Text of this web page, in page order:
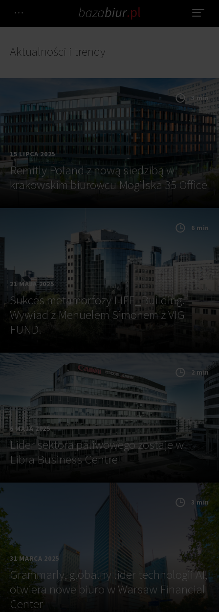
Aktualności i trendy
15 LIPCA 2025
Remitly Poland z nową siedzibą w
krakowskim biurowcu Mogilska 35 Office
3 min
21 MAJA 2025
Sukces metamorfozy LIFE_Building.
Wywiad z Menuelem Simonem z VIG
FUND.
6 min
6 MAJA 2025
Lider sektora paliwowego zostaje w
Libra Business Centre
2 min
31 MARCA 2025
Grammarly, globalny lider technologii AI,
otwiera nowe biuro w Warsaw Financial
Center
3 min